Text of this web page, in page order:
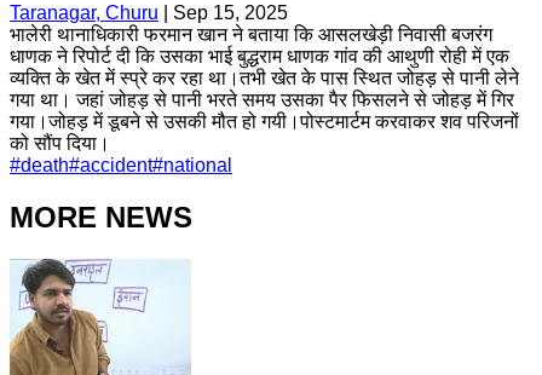
Taranagar, Churu
Sep 15, 2025
भालेरी थानाधिकारी फरमान खान ने बताया कि आसलखेड़ी निवासी बजरंग
धाणक ने रिपोर्ट दी कि उसका भाई बुद्धराम धाणक गांव की आथुणी रोही में एक
व्यक्ति के खेत में स्प्रे कर रहा था।तभी खेत के पास स्थित जोहड़ से पानी लेने
गया था। जहां जोहड़ से पानी भरते समय उसका पैर फिसलने से जोहड़ में गिर
गया।जोहड़ में डूबने से उसकी मौत हो गयी।पोस्टमार्टम करवाकर शव परिजनों
को सौंप दिया।
#death#accident#national
MORE NEWS